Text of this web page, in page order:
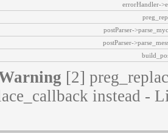
errorHandler-
postParser-
postParser-
[2]
instead -